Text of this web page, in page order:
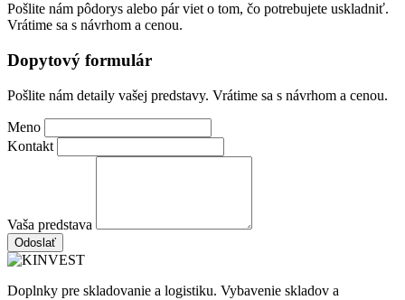
Pošlite nám pôdorys alebo pár viet o tom, čo potrebujete uskladniť.
Vrátime sa s návrhom a cenou.
Dopytový formulár
Pošlite nám detaily vašej predstavy. Vrátime sa s návrhom a cenou.
Meno
Kontakt
Vaša predstava
Odoslať
Doplnky pre skladovanie a logistiku. Vybavenie skladov a